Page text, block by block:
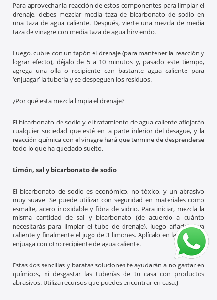
Para aprovechar la reacción de estos componentes para limpiar el
drenaje, debes mezclar media taza de bicarbonato de sodio en
una taza de agua caliente. Después, vierte una mezcla de media
taza de vinagre con media taza de agua hirviendo.
Luego, cubre con un tapón el drenaje (para mantener la reacción y
lograr efecto), déjalo de 5 a 10 minutos y, pasado este tiempo,
agrega una olla o recipiente con bastante agua caliente para
‘enjuagar’ la tubería y se despeguen los residuos.
¿Por qué esta mezcla limpia el drenaje?
El bicarbonato de sodio y el tratamiento de agua caliente aflojarán
cualquier suciedad que esté en la parte inferior del desagüe, y la
reacción química con el vinagre hará que termine de desprenderse
todo lo que ha quedado suelto.
Limón, sal y bicarbonato de sodio
El bicarbonato de sodio es económico, no tóxico, y un abrasivo
muy suave. Se puede utilizar con seguridad en materiales como
esmalte, acero inoxidable y fibra de vidrio. Para iniciar, mezcla la
misma cantidad de sal y bicarbonato (de acuerdo a cuánto
necesitarás para limpiar el tubo de drenaje), luego añade agua
caliente y finalmente el jugo de 3 limones. Aplícalo en la cañería y
enjuaga con otro recipiente de agua caliente.
Estas dos sencillas y baratas soluciones te ayudarán a no gastar en
químicos, ni desgastar las tuberías de tu casa con productos
abrasivos. Utiliza recursos que puedes encontrar en casa.}